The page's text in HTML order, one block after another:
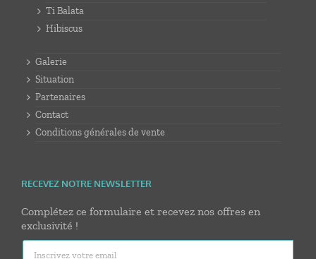
Ti Balata
Hibiscus
Galerie
Situation
Partenaires
Contact
Conditions générales de vente
RECEVEZ NOTRE NEWSLETTER
Complétez ce formulaire et recevez nos offres en
exclusivité !